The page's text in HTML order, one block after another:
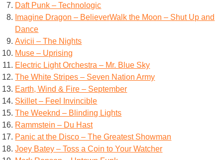
Daft Punk – Technologic
Imagine Dragon – BelieverWalk the Moon – Shut Up and
Dance
Avicii – The Nights
Muse – Uprising
Electric Light Orchestra – Mr. Blue Sky
The White Stripes – Seven Nation Army
Earth, Wind & Fire – September
Skillet – Feel Invincible
The Weeknd – Blinding Lights
Rammstein – Du Hast
Panic at the Disco – The Greatest Showman
Joey Batey – Toss a Coin to Your Watcher